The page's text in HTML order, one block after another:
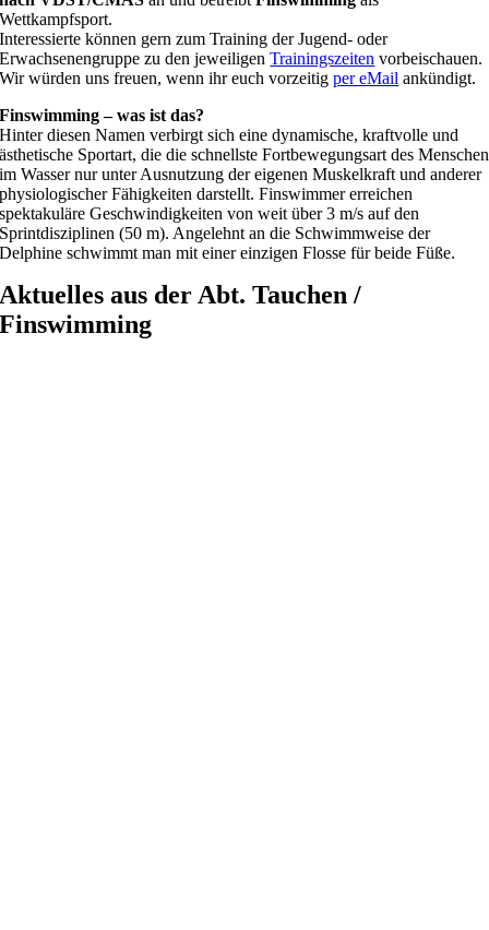
Wettkampfsport.
Interessierte können gern zum Training der Jugend- oder
Erwachsenengruppe zu den jeweiligenTrainingszeiten vorbeischauen.
Wir würden uns freuen, wenn ihr euch vorzeitigper eMail ankündigt.
Finswimming – was ist das?
Hinter diesen Namen verbirgt sich eine dynamische, kraftvolle und
ästhetische Sportart, die die schnellste Fortbewegungsart des Menschen
im Wasser nur unter Ausnutzung der eigenen Muskelkraft und anderer
physiologischer Fähigkeiten darstellt. Finswimmer erreichen
spektakuläre Geschwindigkeiten von weit über 3 m/s auf den
Sprintdisziplinen (50 m). Angelehnt an die Schwimmweise der
Delphine schwimmt man mit einer einzigen Flosse für beide Füße.
Aktuelles aus der Abt. Tauchen /
Finswimming